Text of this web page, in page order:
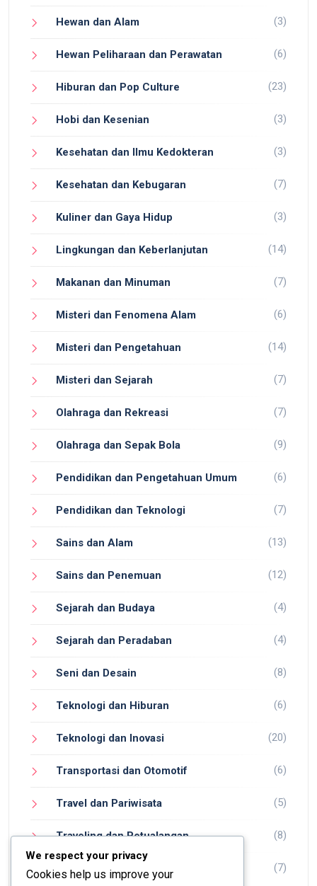
Hewan dan Alam (3)
Hewan Peliharaan dan Perawatan (6)
Hiburan dan Pop Culture (23)
Hobi dan Kesenian (3)
Kesehatan dan Ilmu Kedokteran (3)
Kesehatan dan Kebugaran (7)
Kuliner dan Gaya Hidup (3)
Lingkungan dan Keberlanjutan (14)
Makanan dan Minuman (7)
Misteri dan Fenomena Alam (6)
Misteri dan Pengetahuan (14)
Misteri dan Sejarah (7)
Olahraga dan Rekreasi (7)
Olahraga dan Sepak Bola (9)
Pendidikan dan Pengetahuan Umum (6)
Pendidikan dan Teknologi (7)
Sains dan Alam (13)
Sains dan Penemuan (12)
Sejarah dan Budaya (4)
Sejarah dan Peradaban (4)
Seni dan Desain (8)
Teknologi dan Hiburan (6)
Teknologi dan Inovasi (20)
Transportasi dan Otomotif (6)
Travel dan Pariwisata (5)
Traveling dan Petualangan (8)
Wisata dan Petualangan (7)
We respect your privacy
Cookies help us improve your